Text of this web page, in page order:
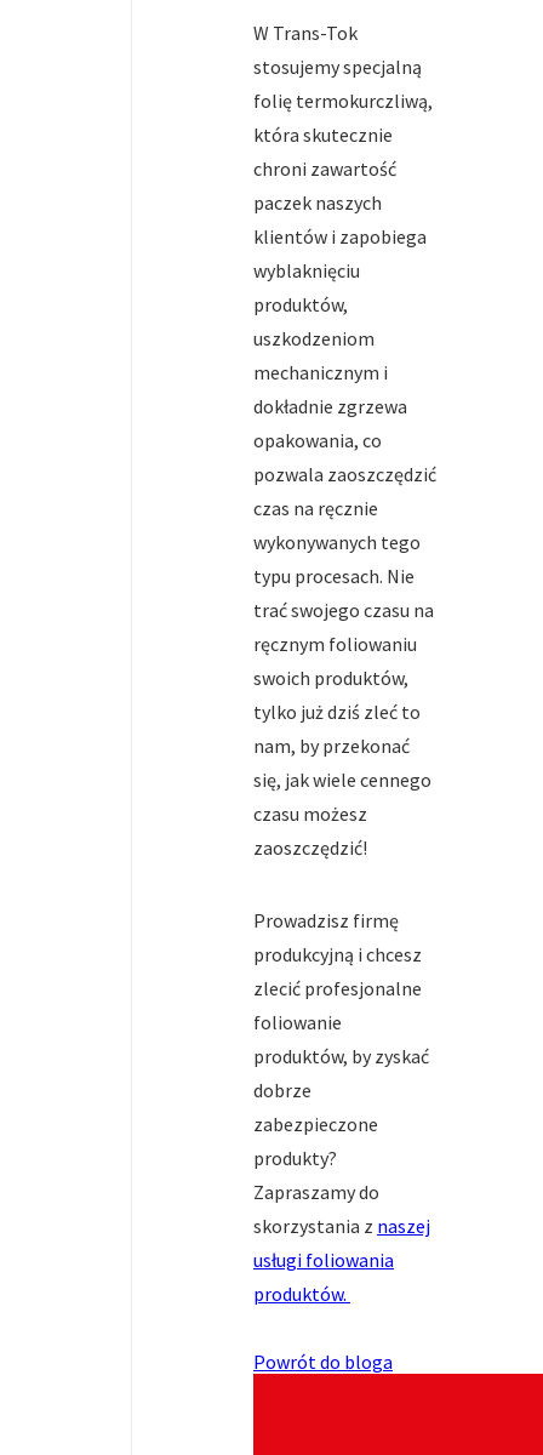
W Trans-Tok
stosujemy specjalną
folię termokurczliwą,
która skutecznie
chroni zawartość
paczek naszych
klientów i zapobiega
wyblaknięciu
produktów,
uszkodzeniom
mechanicznym i
dokładnie zgrzewa
opakowania, co
pozwala zaoszczędzić
czas na ręcznie
wykonywanych tego
typu procesach. Nie
trać swojego czasu na
ręcznym foliowaniu
swoich produktów,
tylko już dziś zleć to
nam, by przekonać
się, jak wiele cennego
czasu możesz
zaoszczędzić!
Prowadzisz firmę
produkcyjną i chcesz
zlecić profesjonalne
foliowanie
produktów, by zyskać
dobrze
zabezpieczone
produkty?
Zapraszamy do
skorzystania z naszej
usługi foliowania
produktów.
Powrót do bloga